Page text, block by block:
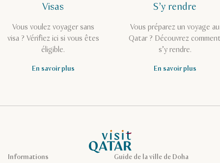
Visas
Vous voulez voyager sans
visa ? Vérifiez ici si vous êtes
éligible.
En savoir plus
S’y rendre
Vous préparez un voyage au
Qatar ? Découvrez
s’y rendre.
En savoir plus
Page d’accueil de Visit Qatar
Guide de la ville de Doha
Informations